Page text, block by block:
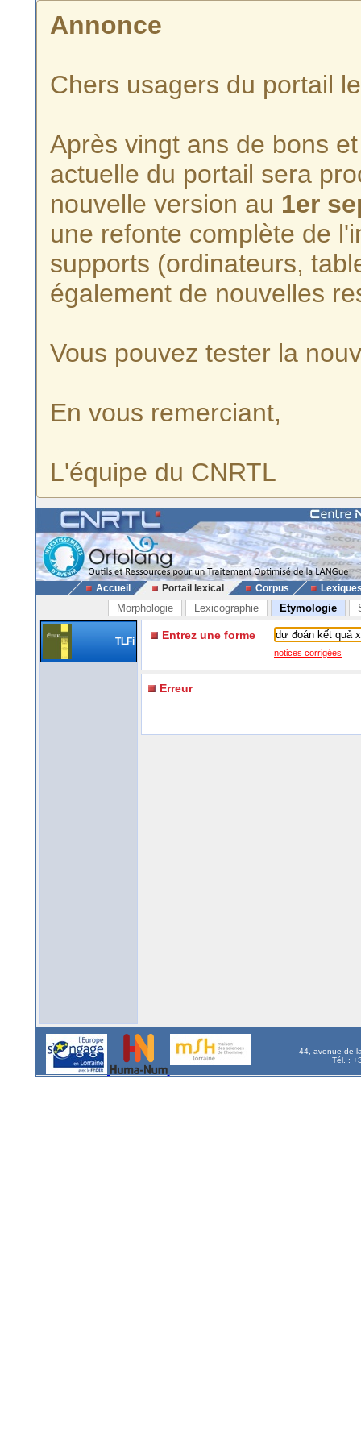
Annonce
Chers usagers du portail
Après vingt ans de bons
actuelle du portail sera
nouvelle version au 1er
une refonte complète de
supports (ordinateurs,
également de nouvelles
Vous pouvez tester la
En vous remerciant,
L'équipe du CNRTL
Accueil Portail lexical Corpus
Morphologie Lexicographie Etymologie
TLFi Entrez une forme
notices corrigées
Erreur
44, avenue de
Tél. :